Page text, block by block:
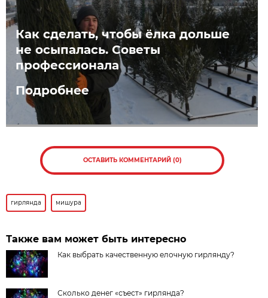
Как сделать, чтобы ёлка дольше
не осыпалась. Советы
профессионала
Подробнее
ОСТАВИТЬ КОММЕНТАРИЙ (0)
гирлянда мишура
Также вам может быть интересно
Как выбрать качественную елочную гирлянду?
Сколько денег «съест» гирлянда?